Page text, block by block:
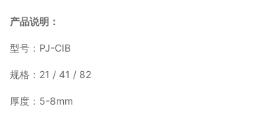
产品说明：
型号：PJ-CIB
规格：21 / 41 / 82
厚度：5-8mm